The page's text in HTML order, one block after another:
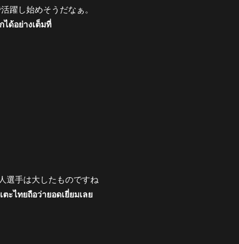
躍し始めそうだなぁ。
ด้อย่างเต็มที่
選手は大したものですね
ไทยถือว่ายอดเยี่ยมเลย